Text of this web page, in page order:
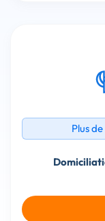
Plus